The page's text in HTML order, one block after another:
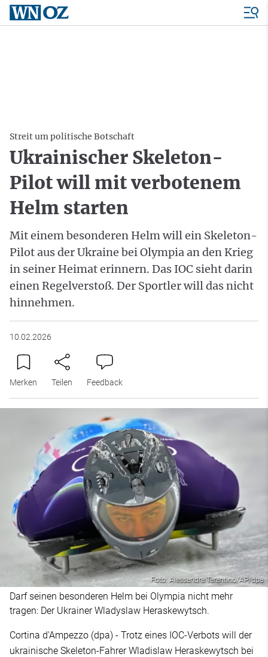
Streit um politische Botschaft
Ukrainischer Skeleton-
Pilot will mit verbotenem
Helm starten
Mit einem besonderen Helm will ein Skeleton-
Pilot aus der Ukraine bei Olympia an den Krieg
in seiner Heimat erinnern. Das IOC sieht darin
einen Regelverstoß. Der Sportler will das nicht
hinnehmen.
10.02.2026
Merken Teilen Feedback
Foto: Alessandra Tarantino/AP/dpa
Darf seinen besonderen Helm bei Olympia nicht mehr
tragen: Der Ukrainer Wladyslaw Heraskewytsch.
Cortina d'Ampezzo (dpa) - Trotz eines IOC-Verbots will der
ukrainische Skeleton-Fahrer Wladislaw Heraskewytsch bei